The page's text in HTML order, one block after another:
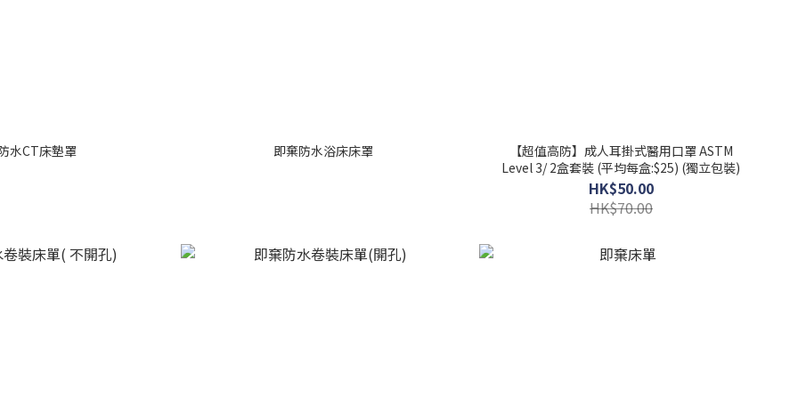
水CT床墊罩 即棄防水浴床床罩
【超值高防】成人耳掛式醫用口罩 ASTM
Level 3/ 2盒套裝 (平均每盒:$25) (獨立包裝)
HK$50.00
HK$70.00